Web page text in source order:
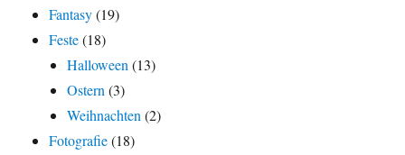
Fantasy(19)
Feste(18)
Halloween(13)
Ostern(3)
Weihnachten(2)
Fotografie(18)